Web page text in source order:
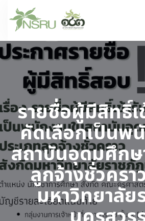
รายชื่อผู้มีสิทธิ์เ
คัดเลือกเป็นพ
สถาบันอุดมศึกษ
ลูกจ้างชั่วคร
มหาวิทยาลัย